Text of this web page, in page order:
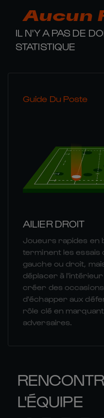
Aucun
IL N'Y A PAS DE
STATISTIQUE
Guide Du Poste
AILIER DROIT
Joueurs rapides en
terminent les essais
gauche ou droit,
déplacer à
créer des
d'échapper aux
rôle clé en
adversaires.
L'ÉQUIPE